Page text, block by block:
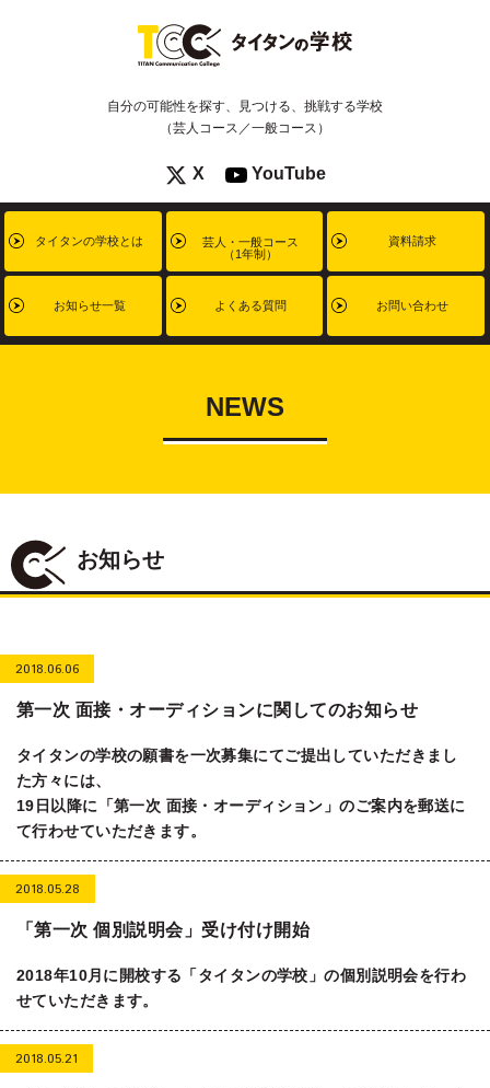
自分の可能性を探す、見つける、挑戦する学校
（芸人コース／一般コース）
X YouTube
タイタンの学校とは
芸人・一般コース
（1年制）
資料請求
お知らせ一覧 よくある質問 お問い合わせ
NEWS
お知らせ
2018.06.06
第一次 面接・オーディションに関してのお知らせ
タイタンの学校の願書を一次募集にてご提出していただきまし
た方々には、
19日以降に「第一次 面接・オーディション」のご案内を郵送に
て行わせていただきます。
2018.05.28
「第一次 個別説明会」受け付け開始
2018年10月に開校する「タイタンの学校」の個別説明会を行わ
せていただきます。
2018.05.21